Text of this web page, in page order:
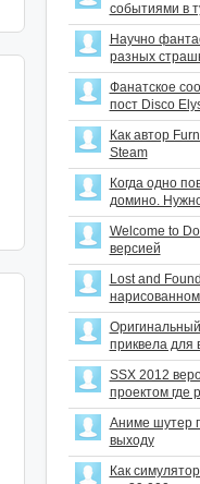
событиями в
Научно
разных
Фанатское
пост Disco
Как автор
Steam
Когда одно
домино.
Welcome to
версией
Lost and
приквела для
SSX 2012
проектом где
Аниме шутер
выходу
Как